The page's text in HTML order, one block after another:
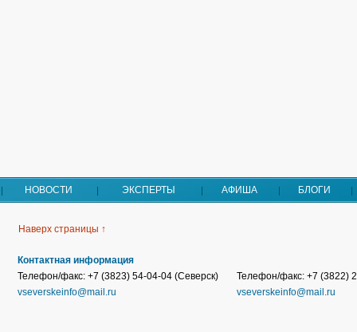
НОВОСТИ ЭКСПЕРТЫ АФИША БЛОГИ
Наверх страницы ↑
Контактная информация
Телефон/факс: +7 (3823) 54-04-04 (Северск)
vseverskeinfo@mail.ru
Телефон/факс: +7 (3822)
vseverskeinfo@mail.ru